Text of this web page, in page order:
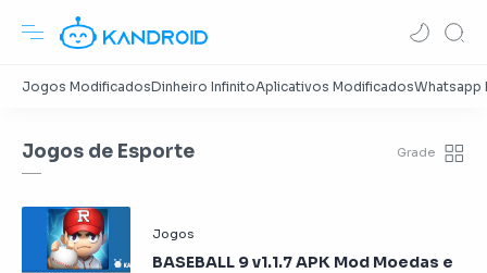
Jogos de Esporte
BASEBALL 9 v1.1.7 APK Mod Moedas e